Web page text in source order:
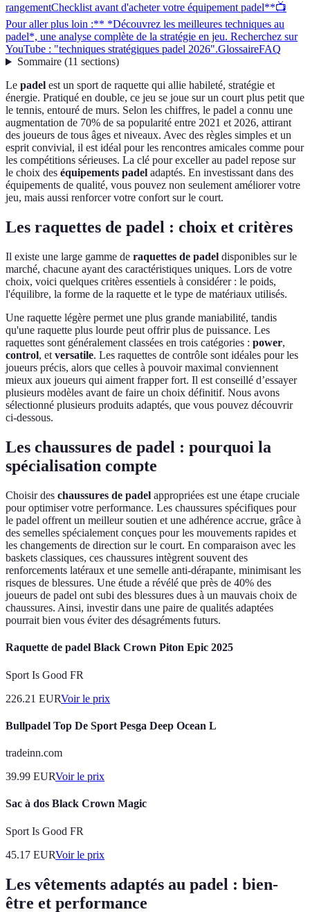
rangementChecklist avant d'acheter votre équipement padel**📺
Pour aller plus loin :** *Découvrez les meilleures techniques au
padel*, une analyse complète de la stratégie en jeu. Recherchez sur
YouTube : "techniques stratégiques padel 2026".GlossaireFAQ
Sommaire(11 sections)
Le padel est un sport de raquette qui allie habileté, stratégie et
énergie. Pratiqué en double, ce jeu se joue sur un court plus petit que
le tennis, entouré de murs. Selon les chiffres, le padel a connu une
augmentation de 70% de sa popularité entre 2021 et 2026, attirant
des joueurs de tous âges et niveaux. Avec des règles simples et un
esprit convivial, il est idéal pour les rencontres amicales comme pour
les compétitions sérieuses. La clé pour exceller au padel repose sur
le choix des équipements padel adaptés. En investissant dans des
équipements de qualité, vous pouvez non seulement améliorer votre
jeu, mais aussi renforcer votre confort sur le court.
Les raquettes de padel : choix et critères
Il existe une large gamme de raquettes de padel disponibles sur le
marché, chacune ayant des caractéristiques uniques. Lors de votre
choix, voici quelques critères essentiels à considérer : le poids,
l'équilibre, la forme de la raquette et le type de matériaux utilisés.
Une raquette légère permet une plus grande maniabilité, tandis
qu'une raquette plus lourde peut offrir plus de puissance. Les
raquettes sont généralement classées en trois catégories : power,
control, et versatile. Les raquettes de contrôle sont idéales pour les
joueurs précis, alors que celles à pouvoir maximal conviennent
mieux aux joueurs qui aiment frapper fort. Il est conseillé d’essayer
plusieurs modèles avant de faire un choix définitif. Nous avons
sélectionné plusieurs produits adaptés, que vous pouvez découvrir
ci-dessous.
Les chaussures de padel : pourquoi la
spécialisation compte
Choisir des chaussures de padel appropriées est une étape cruciale
pour optimiser votre performance. Les chaussures spécifiques pour
le padel offrent un meilleur soutien et une adhérence accrue, grâce à
des semelles spécialement conçues pour les mouvements rapides et
les changements de direction sur le court. En comparaison avec les
baskets classiques, ces chaussures intègrent souvent des
renforcements latéraux et une semelle anti-dérapante, minimisant les
risques de blessures. Une étude a révélé que près de 40% des
joueurs de padel ont subi des blessures dues à un mauvais choix de
chaussures. Ainsi, investir dans une paire de qualités adaptées
pourrait bien vous éviter des désagréments futurs.
Raquette de padel Black Crown Piton Epic 2025
Sport Is Good FR
226.21 EURVoir le prix
Bullpadel Top De Sport Pesga Deep Ocean L
tradeinn.com
39.99 EURVoir le prix
Sac à dos Black Crown Magic
Sport Is Good FR
45.17 EURVoir le prix
Les vêtements adaptés au padel : bien-
être et performance